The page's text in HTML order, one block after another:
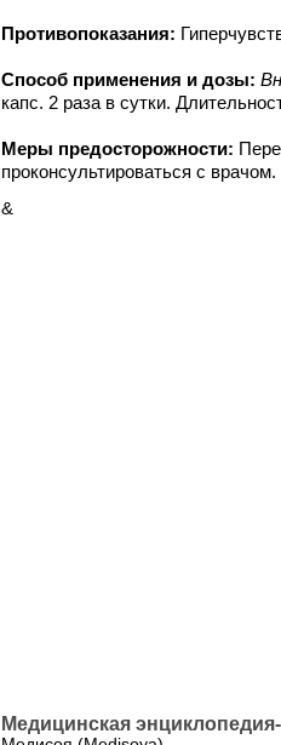
Противопоказания:
Способ применения и дозы:
капс. 2 раза в сутки.
Меры предосторожности:
проконсультироваться с врачом.
&
Медицинская